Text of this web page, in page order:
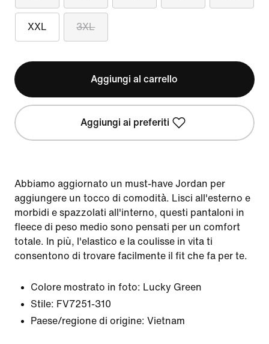
XXL 3XL
Aggiungi al carrello
Aggiungi ai preferiti
Abbiamo aggiornato un must-have Jordan per
aggiungere un tocco di comodità. Lisci all'esterno e
morbidi e spazzolati all'interno, questi pantaloni in
fleece di peso medio sono pensati per un comfort
totale. In più, l'elastico e la coulisse in vita ti
consentono di trovare facilmente il fit che fa per te.
Colore mostrato in foto: Lucky Green
Stile: FV7251-310
Paese/regione di origine: Vietnam